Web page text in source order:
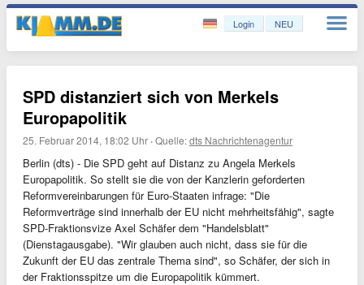
Login NEU
SPD distanziert sich von Merkels
Europapolitik
25. Februar 2014, 18:02 Uhr ·Quelle:dts Nachrichtenagentur
Berlin (dts) - Die SPD geht auf Distanz zu Angela Merkels
Europapolitik. So stellt sie die von der Kanzlerin geforderten
Reformvereinbarungen für Euro-Staaten infrage: "Die
Reformverträge sind innerhalb der EU nicht mehrheitsfähig", sagte
SPD-Fraktionsvize Axel Schäfer dem "Handelsblatt"
(Dienstagausgabe). "Wir glauben auch nicht, dass sie für die
Zukunft der EU das zentrale Thema sind", so Schäfer, der sich in
der Fraktionsspitze um die Europapolitik kümmert.